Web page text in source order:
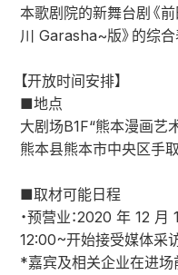
本歌剧院的新舞台剧《
川 Garasha~版》的综合
【开放时间安排】
■地点
大剧场B1F“熊本漫画艺
熊本县熊本市中央区手
■取材可能日程
・预营业：2020 年 12
12:00~开始接受媒体采
*嘉宾及相关企业在进场